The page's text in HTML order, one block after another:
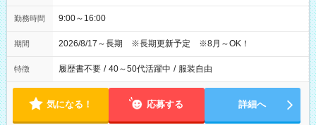
勤務時間 9:00～16:00
期間 2026/8/17～長期 ※長期更新予定 ※8月～OK！
特徴 履歴書不要 / 40～50代活躍中 / 服装自由
気になる！ 応募する 詳細へ